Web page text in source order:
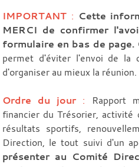
IMPORTANT : Cette
MERCI de confirmer
formulaire en bas de page.
permet d'éviter l'envoi de la
d'organiser au mieux la réunion.
Ordre du jour: Rapport
financier du Trésorier,
résultats sportifs,
Direction, le tout suivi d'un
présenter au Comité